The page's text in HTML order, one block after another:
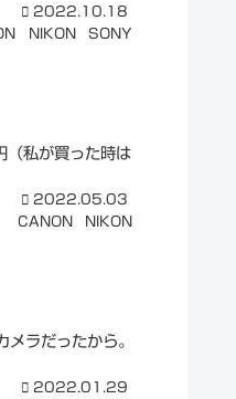
2022.10.18
NIKON SONY
私が買った時は
2022.05.03
CANON
NIKON
ラだったから。
2022.01.29